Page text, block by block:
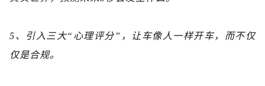
5、 引入三大“心理评分” ，让车像人一样开车，而不仅
仅是合规。